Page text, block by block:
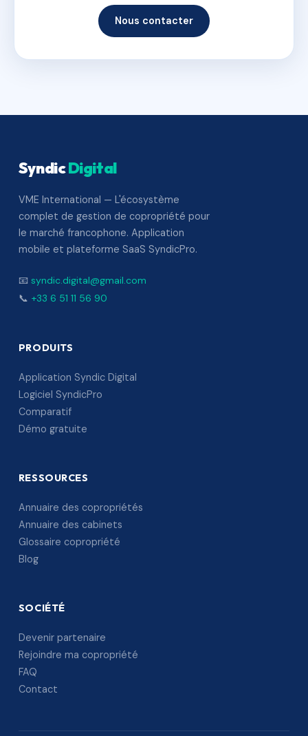
Nous contacter
SyndicDigital
VME International — L'écosystème
complet de gestion de copropriété pour
le marché francophone. Application
mobile et plateforme SaaS SyndicPro.
📧 syndic.digital@gmail.com
📞 +33 6 51 11 56 90
PRODUITS
Application Syndic Digital
Logiciel SyndicPro
Comparatif
Démo gratuite
RESSOURCES
Annuaire des copropriétés
Annuaire des cabinets
Glossaire copropriété
Blog
SOCIÉTÉ
Devenir partenaire
Rejoindre ma copropriété
FAQ
Contact